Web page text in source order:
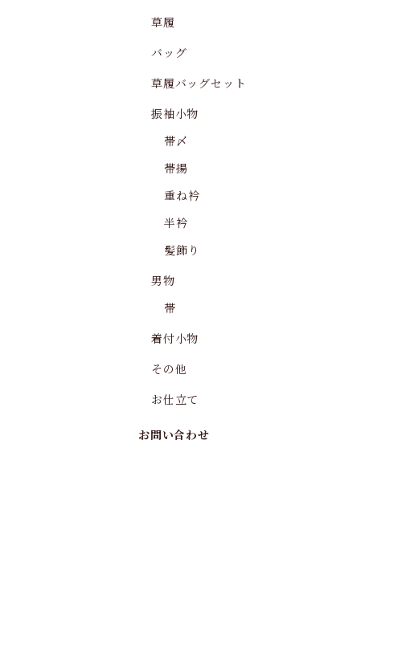
草履
バッグ
草履バッグセット
振袖小物
帯〆
帯揚
重ね衿
半衿
髪飾り
男物
帯
着付小物
その他
お仕立て
お問い合わせ